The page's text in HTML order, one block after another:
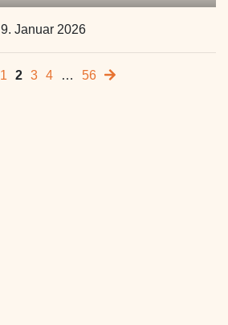
9. Januar 2026
1 2 3 4 … 56